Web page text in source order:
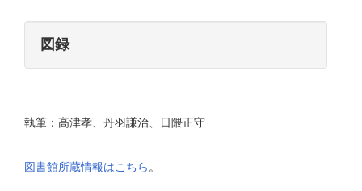
図録
執筆：高津孝、丹羽謙治、日隈正守
図書館所蔵情報はこちら 。